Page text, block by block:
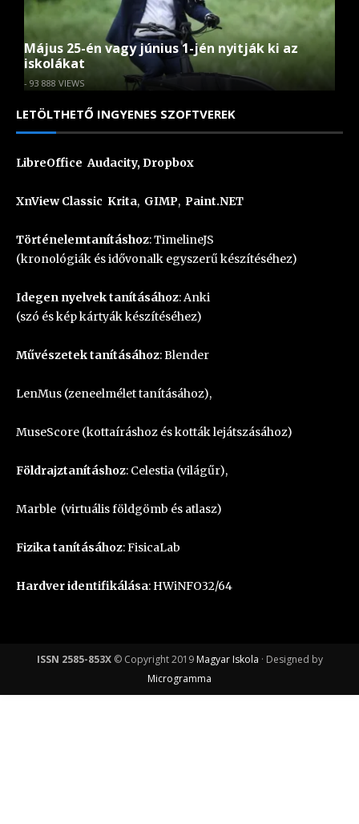
Május 25-én vagy június 1-jén nyitják ki az
iskolákat
- 93 888 VIEWS
LETÖLTHETŐ INGYENES SZOFTVEREK
LibreOffice Audacity, Dropbox
XnView Classic Krita, GIMP, Paint.NET
Történelemtanításhoz:TimelineJS
(kronológiák és idővonalk egyszerű készítéséhez)
Idegen nyelvek tanításához: Anki
(szó és kép kártyák készítéséhez)
Művészetek tanításához:Blender
LenMus (zeneelmélet tanításához),
MuseScore (kottaíráshoz és kották lejátszásához)
Földrajztanításhoz: Celestia (világűr),
Marble (virtuális földgömb és atlasz)
Fizika tanításához:FisicaLab
Hardver identifikálása: HWiNFO32/64
ISSN 2585-853X © Copyright 2019 Magyar Iskola · Designed by
Microgramma